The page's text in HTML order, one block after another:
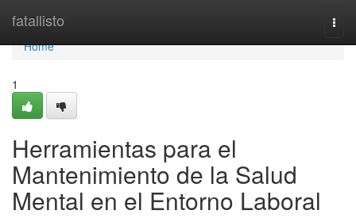
fatallisto
Home
Home
1
Herramientas para el
Mantenimiento de la Salud
Mental en el Entorno Laboral